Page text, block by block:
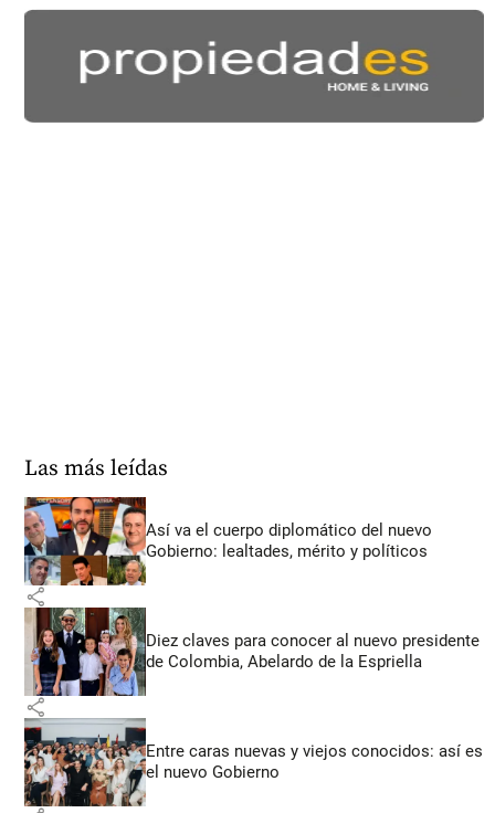
Las más leídas
Así va el cuerpo diplomático del nuevo
Gobierno: lealtades, mérito y políticos
share
Diez claves para conocer al nuevo presidente
de Colombia, Abelardo de la Espriella
share
Entre caras nuevas y viejos conocidos: así es
el nuevo Gobierno